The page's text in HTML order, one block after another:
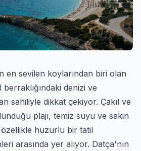
en sevilen koylarından biri olan
denizi ve
sahiliyle dikkat çekiyor. Çakıl ve
plajı, temiz suyu ve sakin
huzurlu bir tatil
arasında yer alıyor. Datça'nın